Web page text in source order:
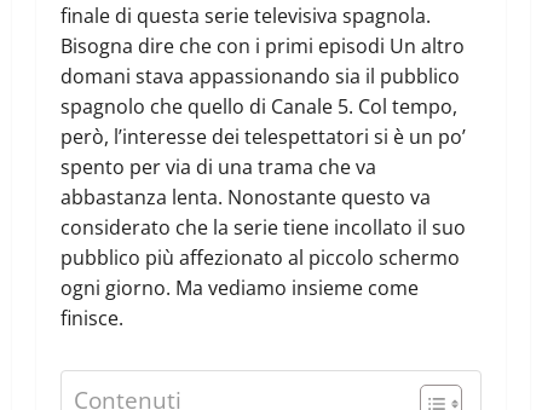
finale di questa serie televisiva spagnola.
Bisogna dire che con i primi episodi Un altro
domani stava appassionando sia il pubblico
spagnolo che quello di Canale 5. Col tempo,
però, l’interesse dei telespettatori si è un po’
spento per via di una trama che va
abbastanza lenta. Nonostante questo va
considerato che la serie tiene incollato il suo
pubblico più affezionato al piccolo schermo
ogni giorno. Ma vediamo insieme come
finisce.
Contenuti